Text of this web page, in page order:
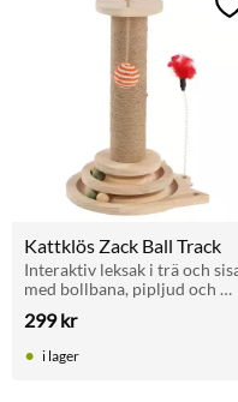
Kattklös Zack Ball Track
Interaktiv leksak i trä och
med bollbana, pipljud och
kattens lek, jaktinstinkt och
aktivitet.
299kr
i lager